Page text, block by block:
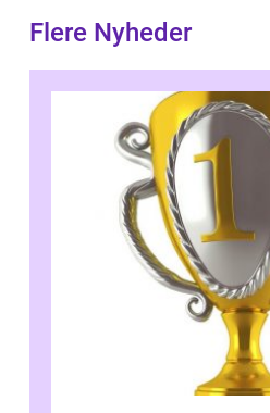
Flere Nyheder